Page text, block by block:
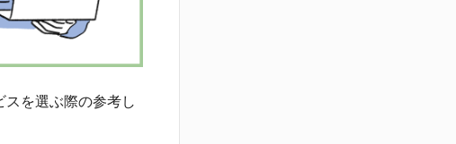
を選ぶ際の参考し